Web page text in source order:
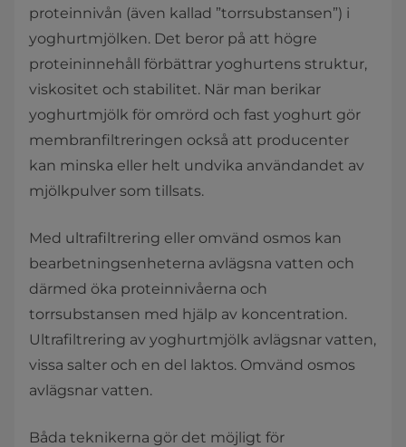
proteinnivån (även kallad ”torrsubstansen”) i
yoghurtmjölken. Det beror på att högre
proteininnehåll förbättrar yoghurtens struktur,
viskositet och stabilitet. När man berikar
yoghurtmjölk för omrörd och fast yoghurt gör
membranfiltreringen också att producenter
kan minska eller helt undvika användandet av
mjölkpulver som tillsats.
Med ultrafiltrering eller omvänd osmos kan
bearbetningsenheterna avlägsna vatten och
därmed öka proteinnivåerna och
torrsubstansen med hjälp av koncentration.
Ultrafiltrering av yoghurtmjölk avlägsnar vatten,
vissa salter och en del laktos. Omvänd osmos
avlägsnar vatten.
Båda teknikerna gör det möjligt för